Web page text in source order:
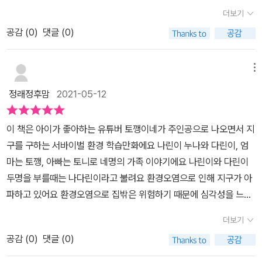
다양하고 재미있는 게임들도 즐길 수 있도록게임마다 자세한 설명이
있고 따로 한눈에 볼 수 있는 곳도따로 마련되어 있어 아이와 재미있
게 놀아볼 수 있었어요. 🌿 위 리뷰는 도서를 제공받아 읽고, 직접 솔
직하게 작성하였습니다.
제, 쓰레기문제, 온난화문제 등 여러 기후변화문제도 있고, 자연을 아
름답게 지키지 못하는 여러 가지 사건들도 있죠. 산불이 나거나 바다
새로운 질병이 생겨 결국 인간에게도 영향을 미치니까 우리가 더욱
심각하게 현재 상황을 인지하고 해결해 나가야할 것 같아요.이렇게
심각한 대기오염 상황이기 때문에 토깽이네 가족은 집에만 있어야 해
요. 심심해서 휴지불기 게임을 하며 즐겁게 놀다가 잠이 들어요. 지구
가 다시 살아나서 숲에서 캠핑하고 싶다고 산신께 빌면서...기회의 씨
앗에서 싹이 나서 생겨난 정령이 그 소원을 듣고, 진짜 산신에게 전달
해 줍니다. 그래서, 산신과 호야가 토깽이네 집에 갑자기 찾아와요. 하
핫! 설정이 정말 재미있죠. 산신은 자신과 대결을 해서 이기면 숲을 되
깽이네 가족 특유의 재미있는 게임들을 하면서 이야기가 진행되
고, 이야기 중간에는 숲의 중요성, 지구의 구조, 열대우림의 소개 등
과학적으로 생각해볼 수 있는 좋은 이야기와 환경 관련 단어찾기 초
이 바로 환경교육!!유명 유튜브 토깽이네를 토대로 출간된 책이라고
하더라구요토깽, 토니, 나린, 다린의 토깽이네 패밀리가 오염된 지구
를 구하는 내용인학습만화입니다. 산신팀과 게임을 해서 승리를 해야
되는 설정이예요일단 제목부터가 토깽이네라서 토끼머리띠를 한것마
냥 아기자기한토끼모습으로 열심히 게임에 임하고 유머와 환경에 대
한 교훈이 있는학습만화책 서바이벌 환경 학습만화 토깽이네 지구 구
출 대작전1. 사라져 가는 숲을 구하라아이들에게 환경의 중요성을 알
려주고 싶지만뭐 제대로 듣지를 않잖아요?? 그래서 재활용이며 환경
보호를왜 해야되는등등 이야길 해주고 싶었는데 서바이벌 환경 학습
만화 토깽이네 지구 구출 대작전1. 사라져 가는 숲을 구하라를 보여주
면서함께 이야길 나누고 대화하는 시간을 가져서 너무 좋았어요아이
들과 함께 토깽이네 지구 구출 대작전 열심히 보고환경문제에 더욱
관심을 가져 지구를 생각하는 가족이 될께요​​​​해당 업체에서 도서를 제
공받아 작성한 솔직한 후기입니다.​
더보기
공감 (0) 댓글 (0)
정래정후맘 2021-05-12
이 책은 아이가 좋아하는 유튜버 토깽이네가 주인공으로 나오면서 지
구를 구하는 서바이벌 환경 학습만화에요 나린이 누나와 다린이, 엄
마는 토깽, 아빠는 토니로 네명의 가족 이야기에요 나린이와 다린이
두명을 부를때는 나다린이라고 불려요 환경오염으로 인해 지구가 아
파하고 있어요 환경오염으로 집밖은 위험하기 때문에 심각성을 느껴
고 있는지 생각하게되어요 왜 숲이 사라지는지 숲의 역할을 배워봅니
다 산신과 호야의 등장으로 내용은 더 흥미진진 해집니다 게임을 하
더보기
공감 (0) 댓글 (0)